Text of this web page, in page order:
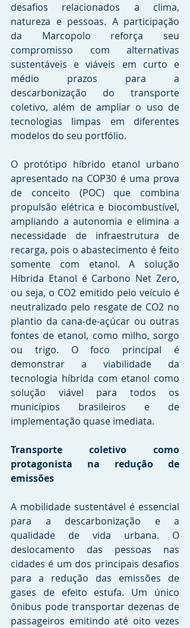
desafios relacionados a clima,
natureza e pessoas. A participação
da Marcopolo reforça seu
compromisso com alternativas
sustentáveis e viáveis em curto e
médio prazos para a
descarbonização do transporte
coletivo, além de ampliar o uso de
tecnologias limpas em diferentes
modelos do seu portfólio.
O protótipo híbrido etanol urbano
apresentado na COP30 é uma prova
de conceito (POC) que combina
propulsão elétrica e biocombustível,
ampliando a autonomia e elimina a
necessidade de infraestrutura de
recarga, pois o abastecimento é feito
somente com etanol. A solução
Híbrida Etanol é Carbono Net Zero,
ou seja, o CO2 emitido pelo veículo é
neutralizado pelo resgate de CO2 no
plantio da cana-de-açúcar ou outras
fontes de etanol, como milho, sorgo
ou trigo. O foco principal é
demonstrar a viabilidade da
tecnologia híbrida com etanol como
solução viável para todos os
municípios brasileiros e de
implementação quase imediata.
Transporte coletivo como
protagonista na redução de
emissões
A mobilidade sustentável é essencial
para a descarbonização e a
qualidade de vida urbana. O
deslocamento das pessoas nas
cidades é um dos principais desafios
para a redução das emissões de
gases de efeito estufa. Um único
ônibus pode transportar dezenas de
passageiros emitindo até oito vezes